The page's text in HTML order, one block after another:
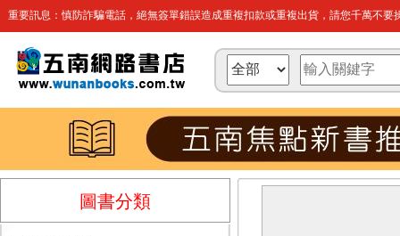
重要訊息：慎防詐騙電話，絕無簽單錯誤造成重複扣款或重複出貨，請您千萬不要
圖書分類